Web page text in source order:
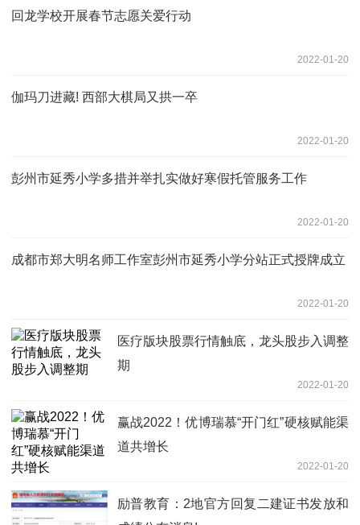
回龙学校开展春节志愿关爱行动
2022-01-20
伽玛刀进藏! 西部大棋局又拱一卒
2022-01-20
彭州市延秀小学多措并举扎实做好寒假托管服务工作
2022-01-20
成都市郑大明名师工作室彭州市延秀小学分站正式授牌成立
2022-01-20
医疗版块股票行情触底，龙头股步入调整
期
2022-01-20
赢战2022！优博瑞慕“开门红”硬核赋能渠
道共增长
2022-01-20
励普教育：2地官方回复二建证书发放和